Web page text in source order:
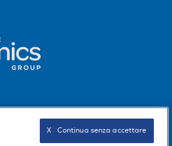
X   Continua senza accettare